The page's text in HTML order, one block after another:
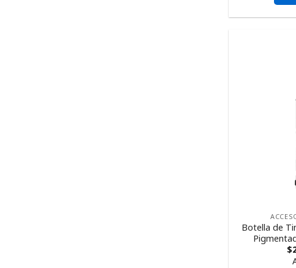
Botella de
$